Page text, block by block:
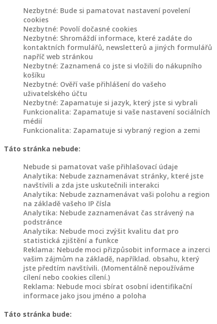
Dřevěný
nábytek
Police
ze
dřeva
Dřevěné
stojany
na
květiny
Jiný
dřevěný
nábytek
Dřevěné
výrobky
různé
Products
Nezbytné: Bude si pamatovat nastavení povelení
cookies
Nezbytné: Povolí dočasné cookies
Nezbytné: Shromáždí informace, které zadáte do
kontaktních formulářů, newsletterů a jiných formulářů
napříč web stránkou
Nezbytné: Zaznamená co jste si vložili do nákupního
košíku
Nezbytné: Ověří vaše přihlášení do vašeho
uživatelského účtu
Nezbytné: Zapamatuje si jazyk, který jste si vybrali
Funkcionalita: Zapamatuje si vaše nastavení sociálních
médií
Funkcionalita: Zapamatuje si vybraný region a zemi
Táto stránka nebude:
Nebude si pamatovat vaše přihlašovací údaje
Analytika: Nebude zaznamenávat stránky, které jste
navštívili a zda jste uskutečnili interakci
Analytika: Nebude zaznamenávat vaši polohu a region
na základě vašeho IP čísla
Analytika: Nebude zaznamenávat čas strávený na
podstránce
Analytika: Nebude moci zvýšit kvalitu dat pro
statistická zjištění a funkce
Reklama: Nebude moci přizpůsobit informace a inzerci
vašim zájmům na základě, například. obsahu, který
jste předtím navštívili. (Momentálně nepoužíváme
cílení nebo cookies cílení.)
Reklama: Nebude moci sbírat osobní identifikační
informace jako jsou jméno a poloha
Táto stránka bude: